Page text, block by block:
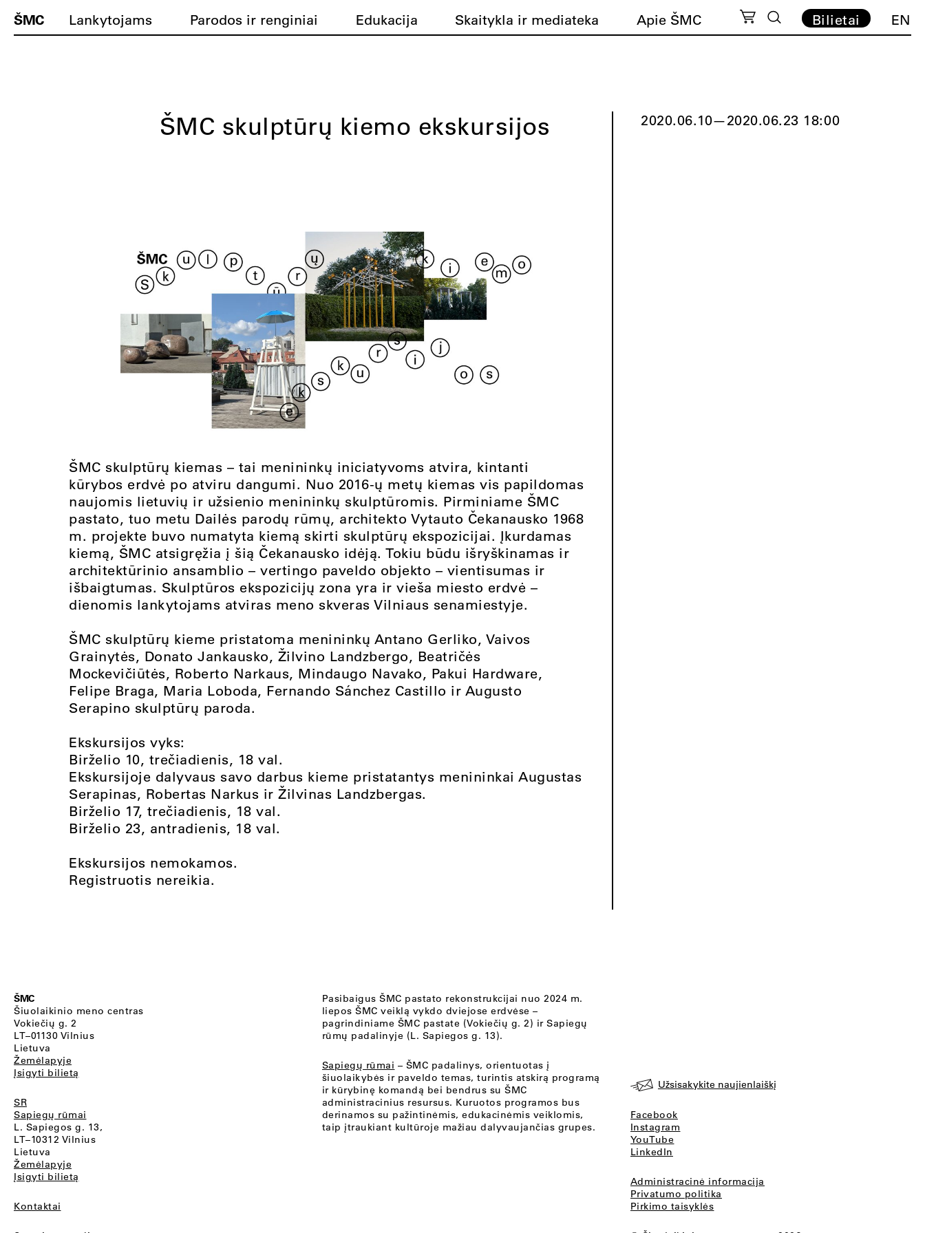
ŠMC Lankytojams Parodos ir renginiai Edukacija Skaitykla ir mediateka Apie ŠMC Bilietai EN
ŠMC skulptūrų kiemo ekskursijos
ŠMC skulptūrų kiemas – tai menininkų iniciatyvoms atvira, kintanti
kūrybos erdvė po atviru dangumi. Nuo 2016-ų metų kiemas vis papildomas
naujomis lietuvių ir užsienio menininkų skulptūromis. Pirminiame ŠMC
pastato, tuo metu Dailės parodų rūmų, architekto Vytauto Čekanausko 1968
m. projekte buvo numatyta kiemą skirti skulptūrų ekspozicijai. Įkurdamas
kiemą, ŠMC atsigręžia į šią Čekanausko idėją. Tokiu būdu išryškinamas ir
architektūrinio ansamblio – vertingo paveldo objekto – vientisumas ir
išbaigtumas. Skulptūros ekspozicijų zona yra ir vieša miesto erdvė –
dienomis lankytojams atviras meno skveras Vilniaus senamiestyje.
ŠMC skulptūrų kieme pristatoma menininkų Antano Gerliko, Vaivos
Grainytės, Donato Jankausko, Žilvino Landzbergo, Beatričės
Mockevičiūtės, Roberto Narkaus, Mindaugo Navako, Pakui Hardware,
Felipe Braga, Maria Loboda, Fernando Sánchez Castillo ir Augusto
Serapino skulptūrų paroda.
Ekskursijos vyks:
Birželio 10, trečiadienis, 18 val.
Ekskursijoje dalyvaus savo darbus kieme pristatantys menininkai Augustas
Serapinas, Robertas Narkus ir Žilvinas Landzbergas.
Birželio 17, trečiadienis, 18 val.
Birželio 23, antradienis, 18 val.
Ekskursijos nemokamos.
Registruotis nereikia.
2020.06.10—2020.06.23 18:00
ŠMC
Šiuolaikinio meno centras
Vokiečių g. 2
LT–01130 Vilnius
Lietuva
Žemėlapyje
Įsigyti bilietą
SR
Sapiegų rūmai
L. Sapiegos g. 13,
LT–10312 Vilnius
Lietuva
Žemėlapyje
Įsigyti bilietą
Kontaktai
Pasibaigus ŠMC pastato rekonstrukcijai nuo 2024 m.
liepos ŠMC veiklą vykdo dviejose erdvėse –
pagrindiniame ŠMC pastate (Vokiečių g. 2) ir Sapiegų
rūmų padalinyje (L. Sapiegos g. 13).
Sapiegų rūmai – ŠMC padalinys, orientuotas į
šiuolaikybės ir paveldo temas, turintis atskirą programą
ir kūrybinę komandą bei bendrus su ŠMC
administracinius resursus. Kuruotos programos bus
derinamos su pažintinėmis, edukacinėmis veiklomis,
taip įtraukiant kultūroje mažiau dalyvaujančias grupes.
Užsisakykite naujienlaiškį
Facebook
Instagram
YouTube
LinkedIn
Administracinė informacija
Privatumo politika
Pirkimo taisyklės